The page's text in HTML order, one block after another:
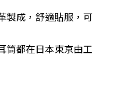
製成，舒適貼服，可
筒都在日本東京由工